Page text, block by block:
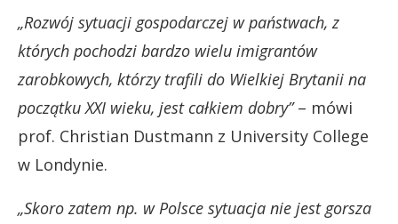
„Rozwój sytuacji gospodarczej w państwach, z
których pochodzi bardzo wielu imigrantów
zarobkowych, którzy trafili do Wielkiej Brytanii na
początku XXI wieku, jest całkiem dobry”– mówi
prof. Christian Dustmann z University College
w Londynie.
„Skoro zatem np. w Polsce sytuacja nie jest gorsza